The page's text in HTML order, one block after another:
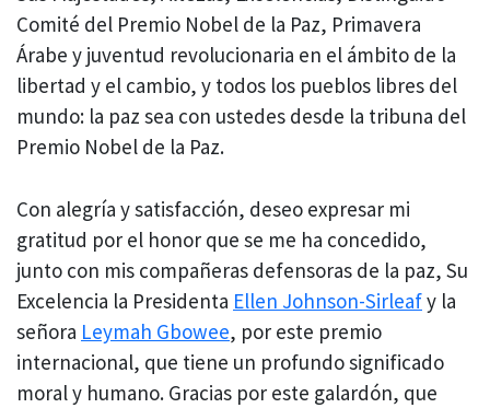
Comité del Premio Nobel de la Paz, Primavera
Árabe y juventud revolucionaria en el ámbito de la
libertad y el cambio, y todos los pueblos libres del
mundo: la paz sea con ustedes desde la tribuna del
Premio Nobel de la Paz.
Con alegría y satisfacción, deseo expresar mi
gratitud por el honor que se me ha concedido,
junto con mis compañeras defensoras de la paz, Su
Excelencia la Presidenta Ellen Johnson-Sirleafy la
señora Leymah Gbowee, por este premio
internacional, que tiene un profundo significado
moral y humano. Gracias por este galardón, que